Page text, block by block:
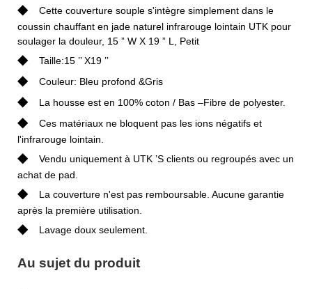
◆
Cette couverture souple s'intègre simplement dans le
coussin chauffant en jade naturel infrarouge lointain UTK pour
soulager la douleur, 15 ” W X 19 ” L, Petit
◆ Taille:15 ’’ X19 ’’
◆ Couleur: Bleu profond &Gris
◆ La housse est en 100% coton / Bas –Fibre de polyester.
◆
Ces matériaux ne bloquent pas les ions négatifs et
l'infrarouge lointain.
◆
Vendu uniquement à UTK ’S clients ou regroupés avec un
achat de pad.
◆
La couverture n'est pas remboursable. Aucune garantie
après la première utilisation.
◆ Lavage doux seulement.
Au sujet du produit